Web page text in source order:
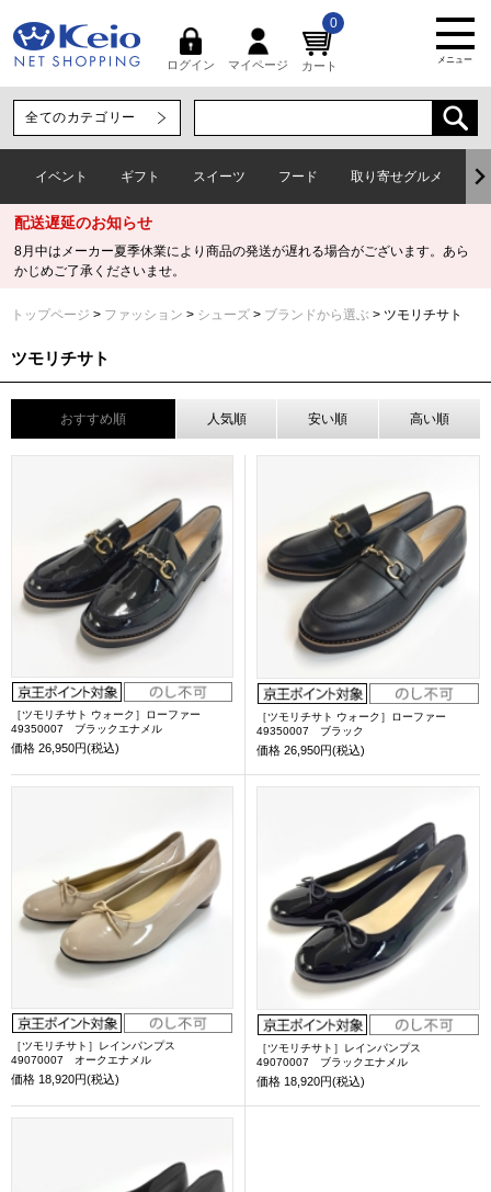
ログイン マイページ カート
0
メニュー
イベント ギフト スイーツ フード 取り寄せグルメ
配送遅延のお知らせ
8月中はメーカー夏季休業により商品の発送が遅れる場合がございます。あら
かじめご了承くださいませ。
トップページ ファッション シューズ ブランドから選ぶ ツモリチサト
ツモリチサト
おすすめ順 人気順 安い順 高い順
［ツモリチサト ウォーク］ローファー
49350007 ブラックエナメル
価格 26,950円(税込)
［ツモリチサト ウォーク］ローファー
49350007 ブラック
価格 26,950円(税込)
［ツモリチサト］レインパンプス
49070007 オークエナメル
価格 18,920円(税込)
［ツモリチサト］レインパンプス
49070007 ブラックエナメル
価格 18,920円(税込)